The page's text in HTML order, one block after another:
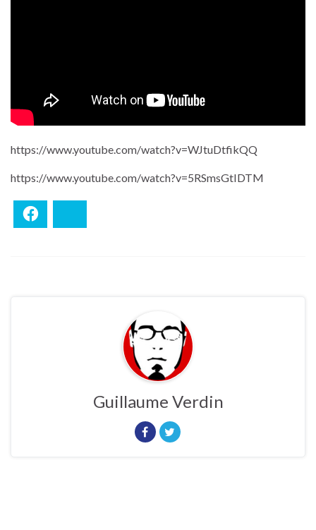
https://www.youtube.com/watch?v=WJtuDtfikQQ
https://www.youtube.com/watch?v=5RSmsGtIDTM
Guillaume Verdin